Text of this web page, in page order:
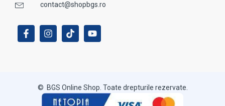
contact@shopbgs.ro
© BGS Online Shop. Toate drepturile rezervate.